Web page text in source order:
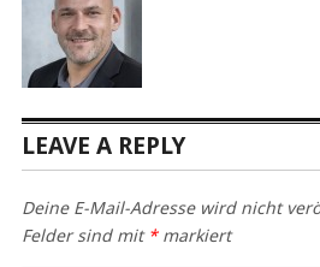
LEAVE A REPLY
Deine E-Mail-Adresse wird nicht
Felder sind mit *markiert